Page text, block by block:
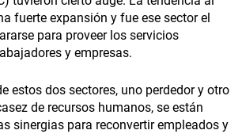
fuerte expansión y fue ese sector el
para proveer los servicios
y empresas.
estos dos sectores, uno perdedor y otro
de recursos humanos, se están
sinergias para reconvertir empleados y